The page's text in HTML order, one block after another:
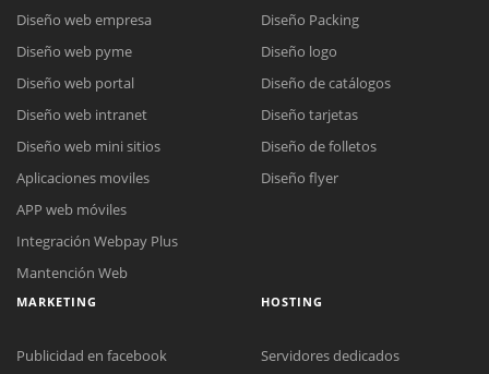
Diseño web empresa
Diseño web pyme
Diseño web portal
Diseño web intranet
Diseño web mini sitios
Aplicaciones moviles
APP web móviles
Integración Webpay Plus
Mantención Web
Diseño Packing
Diseño logo
Diseño de catálogos
Diseño tarjetas
Diseño de folletos
Diseño flyer
MARKETING
Publicidad en facebook
HOSTING
Servidores dedicados